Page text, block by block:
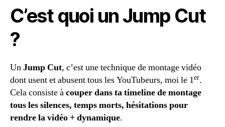
C’est quoi un Jump Cut
?
UnJump Cut, c’est une technique de montage vidéo
dont usent et abusent tous les YouTubeurs, moi le 1er.
Cela consiste àcouper dans ta timeline de montage
tous les silences, temps morts, hésitations pour
rendre la vidéo + dynamique.